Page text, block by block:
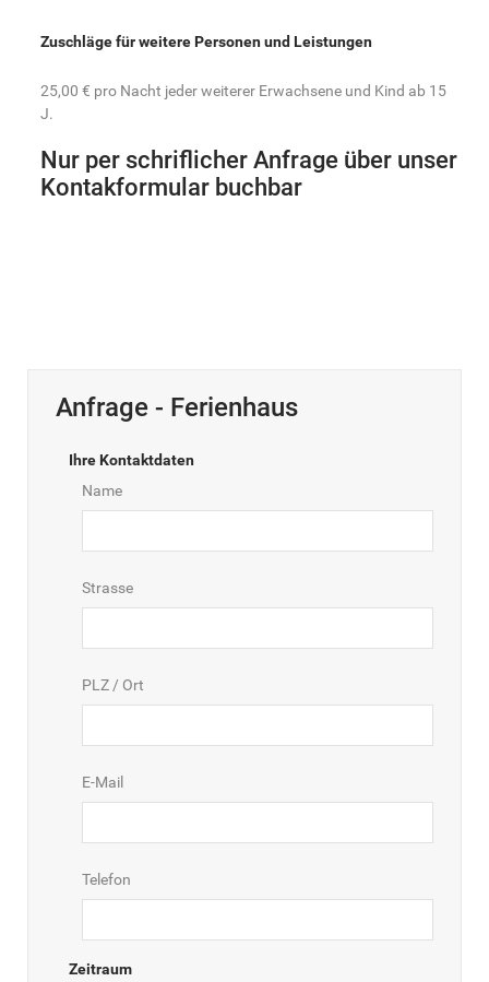
Zuschläge für weitere Personen und Leistungen
25,00 € pro Nacht jeder weiterer Erwachsene und Kind ab 15
J.
Nur per schriflicher Anfrage über unser
Kontakformular buchbar
Anfrage - Ferienhaus
Ihre Kontaktdaten
Name
Strasse
PLZ / Ort
E-Mail
Telefon
Zeitraum